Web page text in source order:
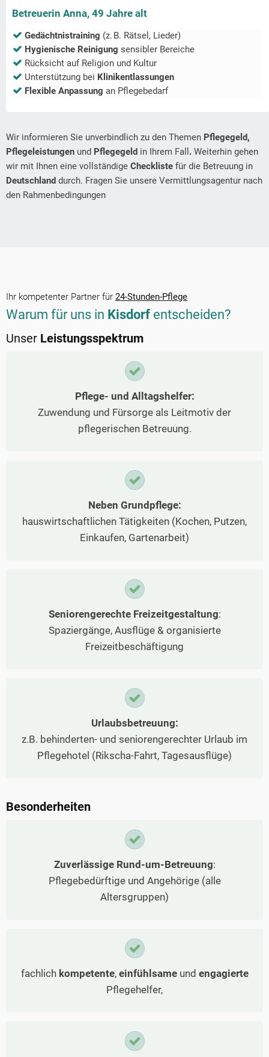
Betreuerin Anna, 49 Jahre alt
Gedächtnistraining (z. B. Rätsel, Lieder)
Hygienische Reinigung sensibler Bereiche
Rücksicht auf Religion und Kultur
Unterstützung bei Klinikentlassungen
Flexible Anpassung an Pflegebedarf
Wir informieren Sie unverbindlich zu den Themen Pflegegeld,
Pflegeleistungen und Pflegegeld in Ihrem Fall . Weiterhin gehen
wir mit Ihnen eine vollständige Checkliste für die Betreuung in
Deutschland durch. Fragen Sie unsere Vermittlungsagentur nach
den Rahmenbedingungen
Ihr kompetenter Partner für 24-Stunden-Pflege
Warum für uns in Kisdorf entscheiden?
Unser Leistungsspektrum
Pflege- und Alltagshelfer:
Zuwendung und Fürsorge als Leitmotiv der
pflegerischen Betreuung.
Neben Grundpflege:
hauswirtschaftlichen Tätigkeiten (Kochen, Putzen,
Einkaufen, Gartenarbeit)
Seniorengerechte Freizeitgestaltung:
Spaziergänge, Ausflüge & organisierte
Freizeitbeschäftigung
Urlaubsbetreuung:
z.B. behinderten- und seniorengerechter Urlaub im
Pflegehotel (Rikscha-Fahrt, Tagesausflüge)
Besonderheiten
Zuverlässige Rund-um-Betreuung:
Pflegebedürftige und Angehörige (alle
Altersgruppen)
fachlich kompetente, einfühlsameund engagierte
Pflegehelfer,